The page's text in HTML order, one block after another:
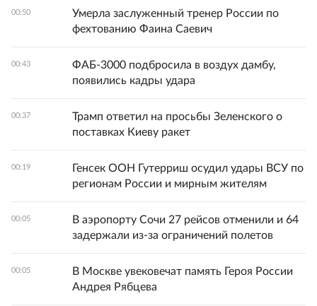
00:50
Умерла заслуженный тренер России по
фехтованию Фаина Саевич
00:43
ФАБ-3000 подбросила в воздух дамбу,
появились кадры удара
00:37
Трамп ответил на просьбы Зеленского о
поставках Киеву ракет
00:19
Генсек ООН Гутерриш осудил удары ВСУ по
регионам России и мирным жителям
00:05
В аэропорту Сочи 27 рейсов отменили и 64
задержали из-за ограничений полетов
00:05
В Москве увековечат память Героя России
Андрея Рябцева